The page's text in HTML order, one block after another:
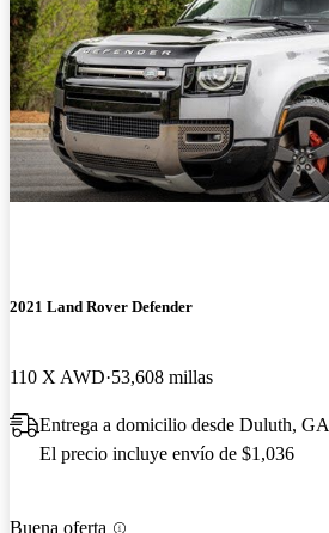
2021 Land Rover Defender
110 X AWD 53,608 millas
Entrega a domicilio desde Duluth, GA
El precio incluye envío de $1,036
Buena oferta